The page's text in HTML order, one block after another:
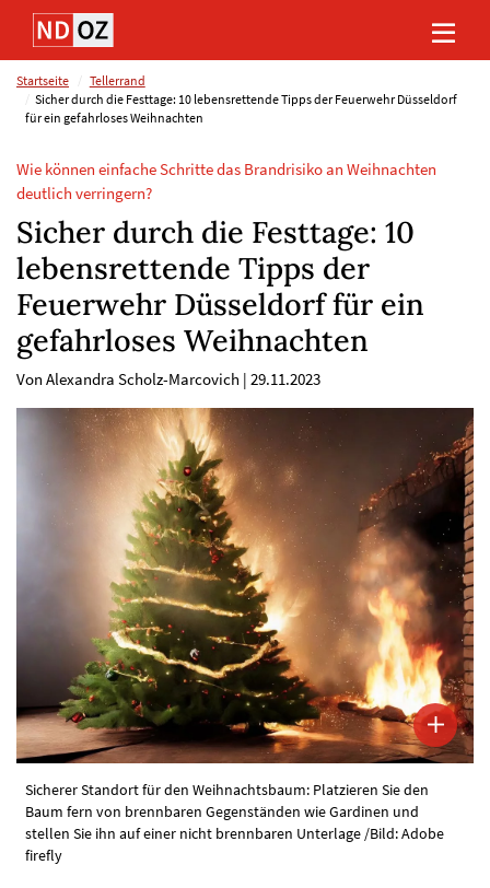
Direkt
Inhalt
(Eingabetaste)
Direkt
Hauptmenu
(Eingabetaste)
Direkt
Suche
(Eingabetaste)
Direkt
Footer
(Eingabetaste)
Startseite
Tellerrand
Sicher durch die Festtage: 10 lebensrettende Tipps der Feuerwehr Düsseldorf
für ein gefahrloses Weihnachten
Wie können einfache Schritte das Brandrisiko an Weihnachten
deutlich verringern?
Sicher durch die Festtage: 10
lebensrettende Tipps der
Feuerwehr Düsseldorf für ein
gefahrloses Weihnachten
Von Alexandra Scholz-Marcovich | 29.11.2023
Sicherer Standort für den Weihnachtsbaum: Platzieren Sie den
Baum fern von brennbaren Gegenständen wie Gardinen und
stellen Sie ihn auf einer nicht brennbaren Unterlage /Bild: Adobe
firefly